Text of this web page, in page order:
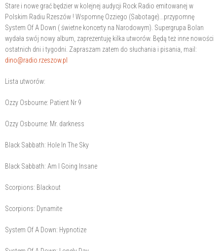
Stare i nowe grać będzier w kolejnej audycji Rock Radio emitowanej w
Polskim Radiu Rzeszów ! Wspomnę Ozziego (Sabotage)...przypomnę
System Of A Down ( świetne koncerty na Narodowym). Supergrupa Bolan
wydała swój nowy album, zaprezentuję kilka utworów. Będą też inne nowości
ostatnich dni i tygodni. Zapraszam zatem do słuchania i pisania, mail:
dino@radio.rzeszow.pl
Lista utworów:
Ozzy Osbourne: Patient Nr 9
Ozzy Osbourne: Mr. darkness
Black Sabbath: Hole In The Sky
Black Sabbath: Am I Going Insane
Scorpions: Blackout
Scorpions: Dynamite
System Of A Down: Hypnotize